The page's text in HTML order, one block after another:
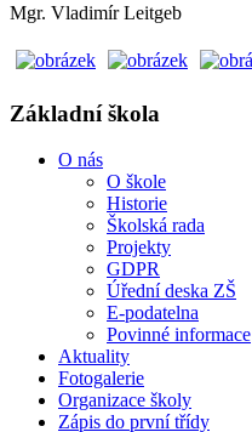
Mgr. Vladimír Leitgeb
Základní škola
O nás
O škole
Historie
Školská rada
Projekty
GDPR
Úřední deska ZŠ
E-podatelna
Povinné informace
Aktuality
Fotogalerie
Organizace školy
Zápis do první třídy